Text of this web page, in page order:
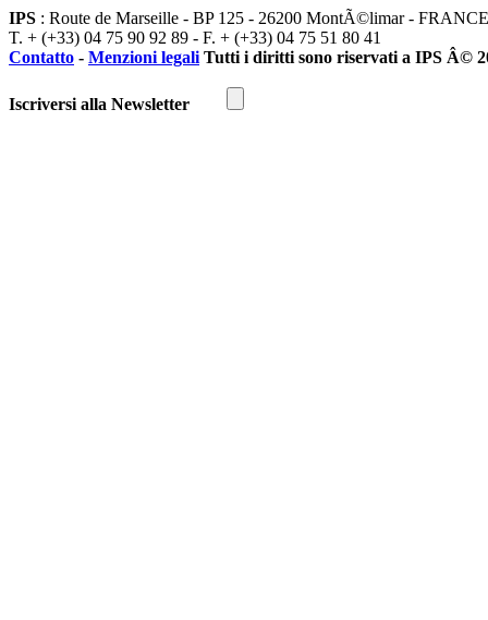
IPS : Route de Marseille - BP 125 - 26200 MontÃ©limar - FRANCE
T. + (+33) 04 75 90 92 89 - F. + (+33) 04 75 51 80 41
Contatto - Menzioni legali Tutti i diritti sono riservati a IPS Â©
Iscriversi alla Newsletter